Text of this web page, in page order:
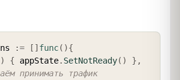
:= [ ] func( ){
) { appState. SetNotReady( ) } ,
принимать трафик